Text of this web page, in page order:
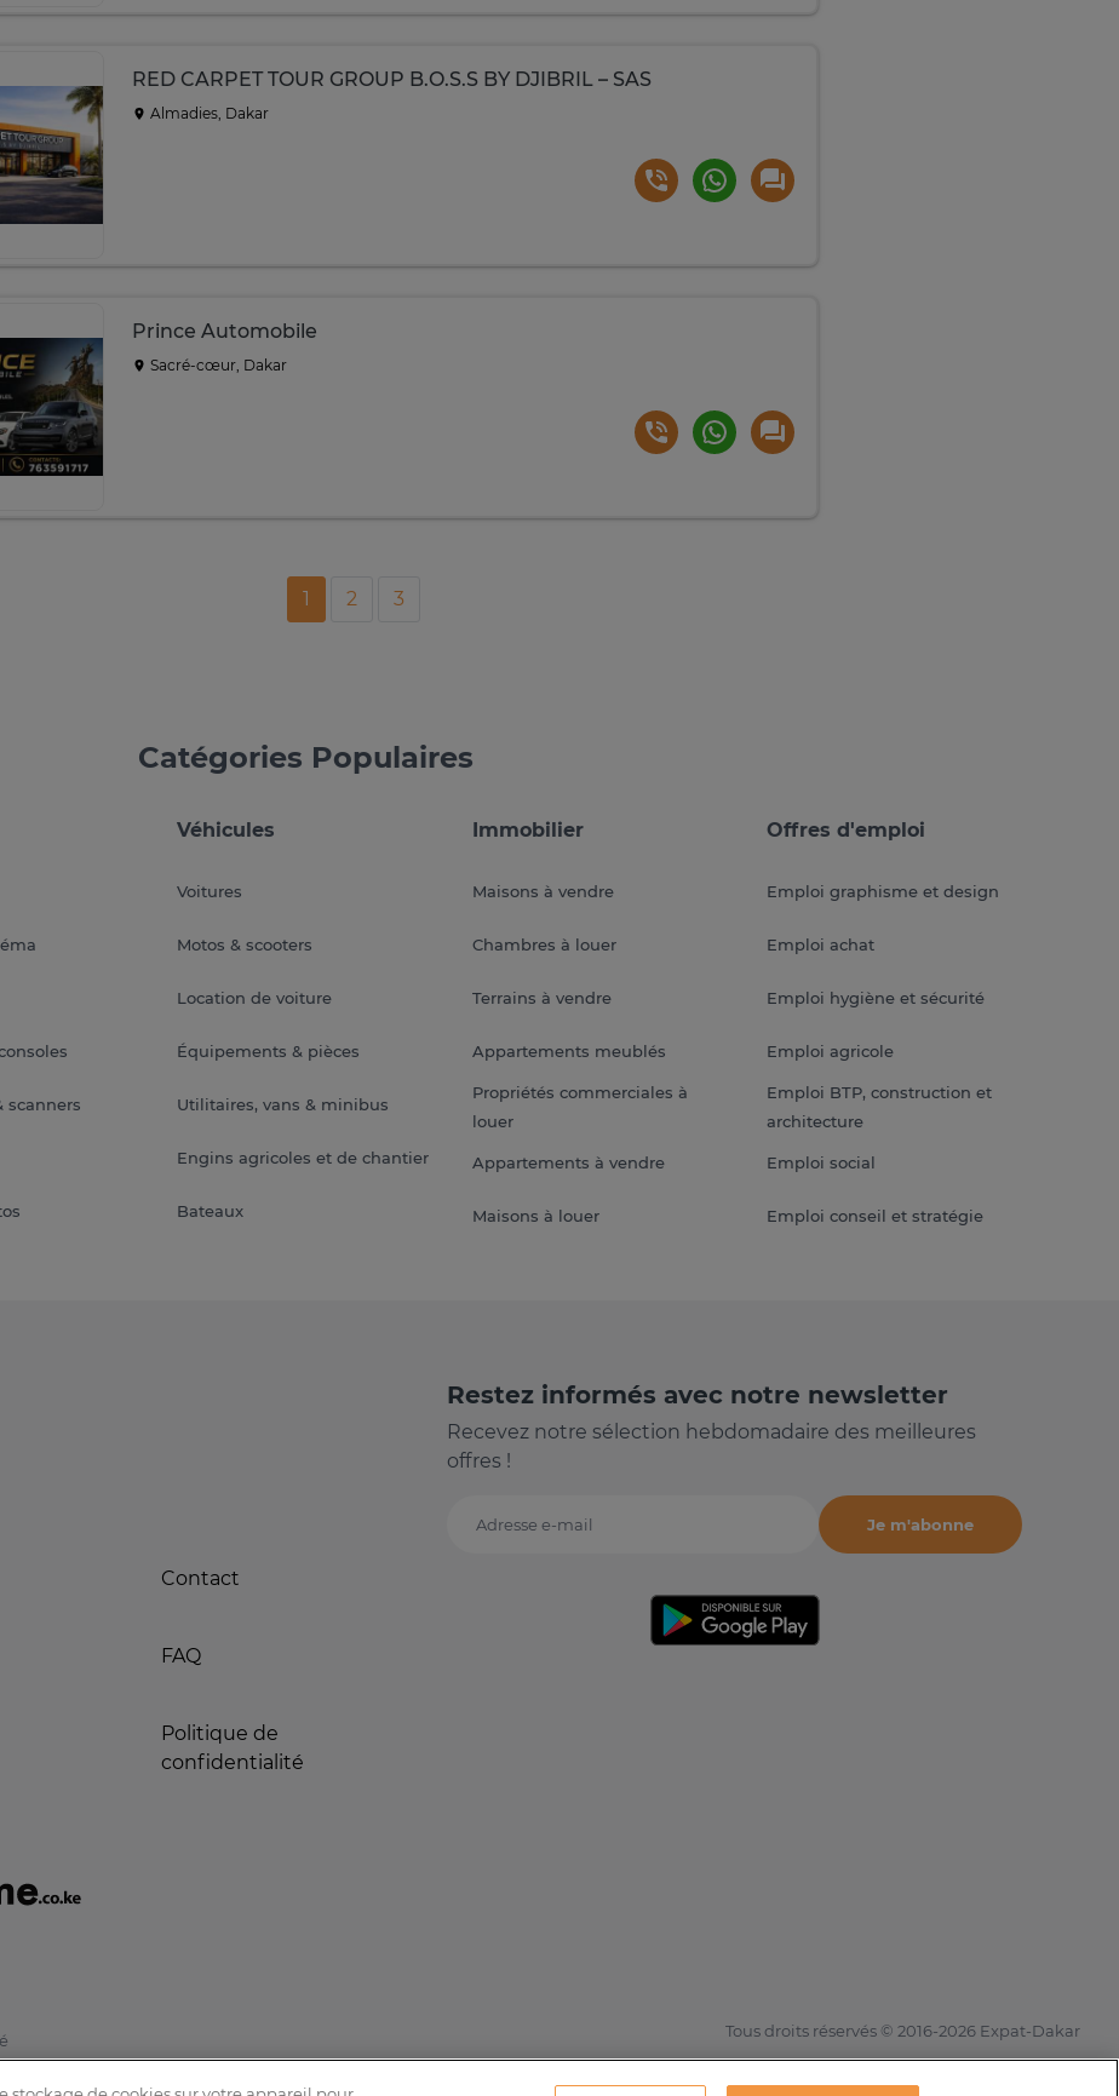
RED CARPET TOUR GROUP B.O.S.S BY DJIBRIL – SAS
Almadies, Dakar
Prince Automobile
Sacré-cœur, Dakar
1 2 3
Catégories Populaires
scanners
Véhicules
Voitures
Motos & scooters
Location de voiture
Équipements & pièces
Utilitaires, vans & minibus
Engins agricoles et de chantier
Bateaux
Immobilier
Maisons à vendre
Chambres à louer
Terrains à vendre
Appartements meublés
Propriétés commerciales à
louer
Appartements à vendre
Maisons à louer
Offres d'emploi
Emploi graphisme et design
Emploi achat
Emploi hygiène et sécurité
Emploi agricole
Emploi BTP, construction et
architecture
Emploi social
Emploi conseil et stratégie
Contact
FAQ
Politique de
confidentialité
Restez informés avec notre newsletter
Recevez notre sélection hebdomadaire des meilleures
offres !
Adresse e-mail
Je m'abonne
Tous droits réservés © 2016-2026 Expat-Dakar